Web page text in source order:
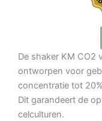
De shaker KM CO2
ontworpen voor
concentratie tot
Dit garandeert de
celculturen.